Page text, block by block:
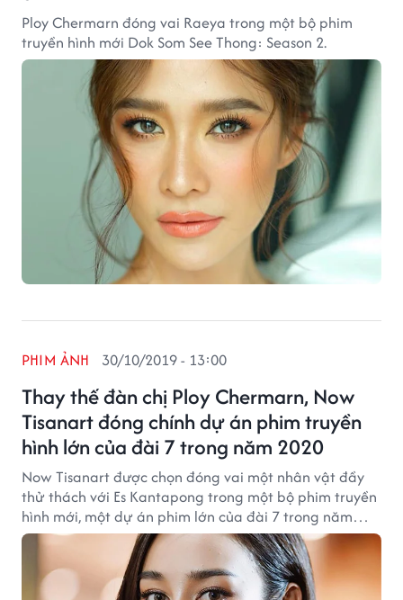
Ploy Chermarn đóng vai Raeya trong một bộ phim
truyền hình mới Dok Som See Thong: Season 2.
Thay thế đàn chị Ploy Chermarn, Now
Tisanart đóng chính dự án phim truyền
hình lớn của đài 7 trong năm 2020
PHIM ẢNH 30/10/2019 - 13:00
Now Tisanart được chọn đóng vai một nhân vật đầy
thử thách với Es Kantapong trong một bộ phim truyền
hình mới, một dự án phim lớn của đài 7 trong năm
2020.